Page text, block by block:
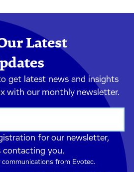
Latest
get latest news and insights
with our monthly newsletter.
for our newsletter,
contacting you.
communications from Evotec.